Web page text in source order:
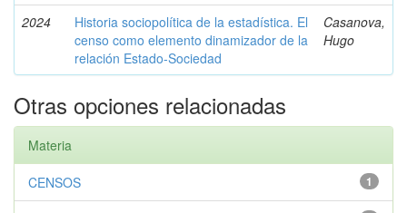
2024
Historia sociopolítica de la estadística. El
censo como elemento dinamizador de la
relación Estado-Sociedad
Casanova,
Hugo
Otras opciones relacionadas
Materia
1
CENSOS